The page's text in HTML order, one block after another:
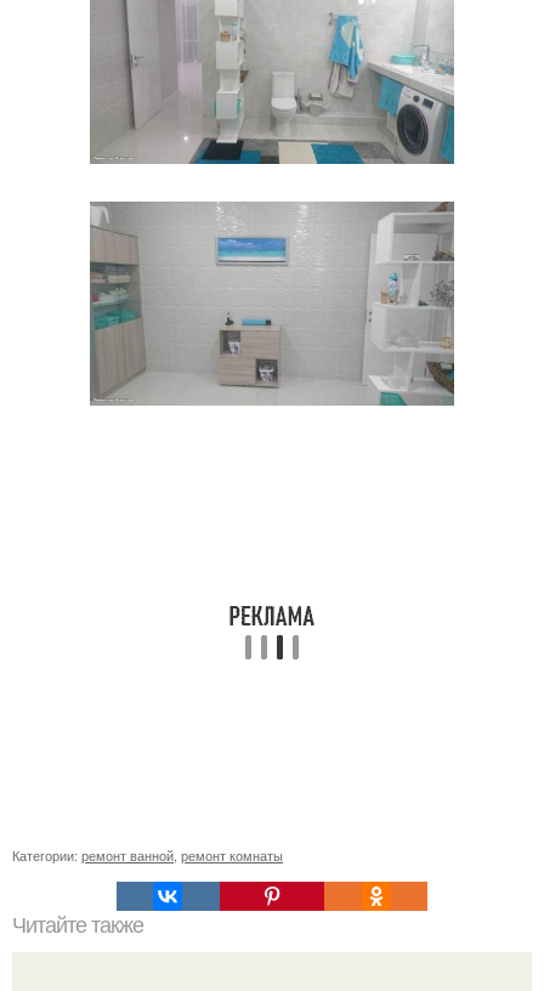
Категории: ремонт ванной, ремонт комнаты
Читайте также